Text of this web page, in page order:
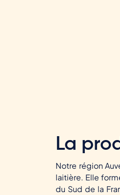
La
Notre région
laitière. Elle
du Sud de la